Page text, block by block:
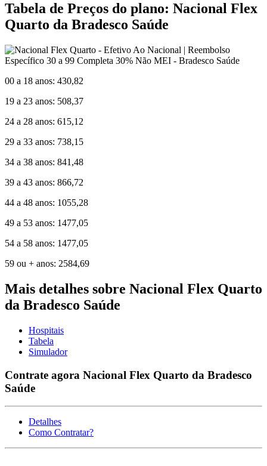
Tabela de Preços do plano: Nacional Flex
Quarto da Bradesco Saúde
00 a 18 anos: 430,82
19 a 23 anos: 508,37
24 a 28 anos: 615,12
29 a 33 anos: 738,15
34 a 38 anos: 841,48
39 a 43 anos: 866,72
44 a 48 anos: 1055,28
49 a 53 anos: 1477,05
54 a 58 anos: 1477,05
59 ou + anos: 2584,69
Mais detalhes sobre Nacional Flex Quarto
da Bradesco Saúde
Hospitais
Tabela
Simulador
Contrate agora Nacional Flex Quarto da Bradesco
Saúde
Detalhes
Como Contratar?